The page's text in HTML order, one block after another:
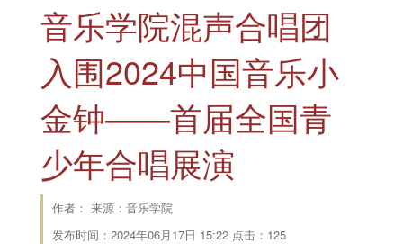
音乐学院混声合唱团
入围2024中国音乐小
金钟——首届全国青
少年合唱展演
作者： 来源：音乐学院
发布时间：2024年06月17日 15:22 点击： 125